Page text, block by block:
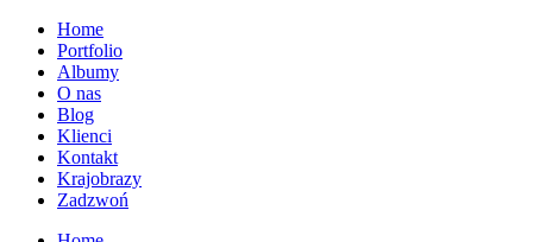
Home
Portfolio
Albumy
O nas
Blog
Klienci
Kontakt
Krajobrazy
Zadzwoń